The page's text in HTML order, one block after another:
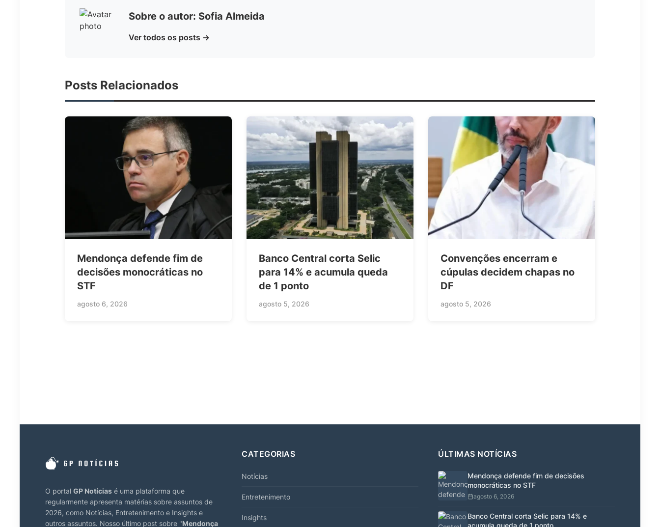
Sobre o autor: Sofia Almeida
Ver todos os posts →
Posts Relacionados
Mendonça defende fim de
decisões monocráticas no
STF
agosto 6, 2026
Banco Central corta Selic
para 14% e acumula queda
de 1 ponto
agosto 5, 2026
Convenções encerram e
cúpulas decidem chapas no
DF
agosto 5, 2026
O portal GP Notícias é uma plataforma que
regularmente apresenta matérias sobre assuntos de
2026, como Notícias, Entretenimento e Insights e
outros assuntos. Nosso último post sobre "Mendonça
CATEGORIAS
Notícias
Entretenimento
Insights
ÚLTIMAS NOTÍCIAS
Mendonça defende fim de decisões
monocráticas no STF
agosto 6, 2026
Banco Central corta Selic para 14% e
acumula queda de 1 ponto